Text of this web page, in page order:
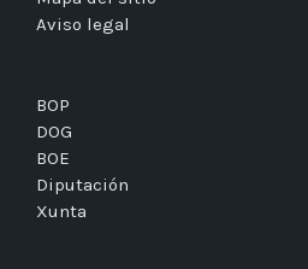
Aviso legal
BOP
DOG
BOE
Diputación
Xunta